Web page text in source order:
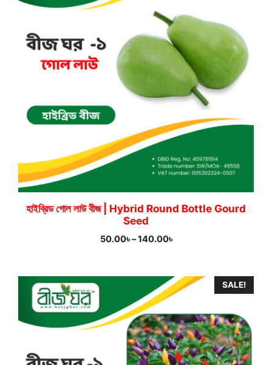
হাইব্রিড গোল লাউ বীজ | Hybrid Round Bottle Gourd
Seed
50.00৳–140.00৳Price
through
140.00৳
SALE!